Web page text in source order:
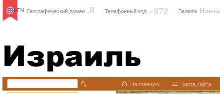
Израиль
Географический домен .il Телефонный код +972 Валюта
RU EN
На главную Карта сайта